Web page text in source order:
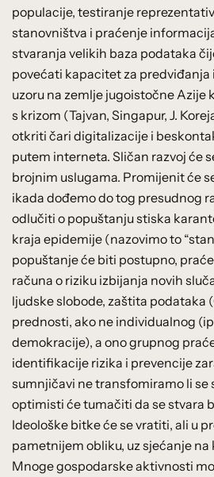
populacije, testiranje
stanovništva i praćenje
stvaranja velikih baza podataka
povećati kapacitet za predviđanja
uzoru na zemlje jugoistočne Azije
s krizom (Tajvan, Singapur, J.
otkriti čari digitalizacije i
putem interneta. Sličan razvoj će
brojnim uslugama. Promijenit će
ikada dođemo do tog presudnog
odlučiti o popuštanju stiska
kraja epidemije (nazovimo to
popuštanje će biti postupno,
računa o riziku izbijanja novih
ljudske slobode, zaštita podataka
prednosti, ako ne individualnog
demokracije), a ono grupnog
identifikacije rizika i prevencije
sumnjičavi ne transfomiramo li se
optimisti će tumačiti da se stvara
Ideološke bitke će se vratiti, ali u
pametnijem obliku, uz sjećanje na
Mnoge gospodarske aktivnosti